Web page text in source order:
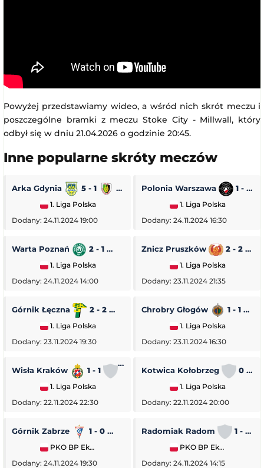
Powyżej przedstawiamy wideo, a wśród nich skrót meczu i
poszczególne bramki z meczu Stoke City - Millwall, który
odbył się w dniu 21.04.2026 o godzinie 20:45.
Inne popularne skróty meczów
Arka Gdynia 5 - 1
1. Liga Polska
Dodany: 24.11.2024 19:00
Polonia Warszawa 1 - 0
1. Liga Polska
Dodany: 24.11.2024 16:30
Warta Poznań 2 - 1 Pogoń Siedlce
1. Liga Polska
Dodany: 24.11.2024 14:00
Znicz Pruszków 2 - 2
1. Liga Polska
Dodany: 23.11.2024 21:35
Górnik Łęczna 2 - 2 GKS Tychy
1. Liga Polska
Dodany: 23.11.2024 19:30
Chrobry Głogów 1 - 1
1. Liga Polska
Dodany: 23.11.2024 16:30
Wisła Kraków 1 - 1 Stal Rzeszów
1. Liga Polska
Dodany: 22.11.2024 22:30
Kotwica Kołobrzeg 0 - 5
1. Liga Polska
Dodany: 22.11.2024 20:00
Górnik Zabrze 1 - 0 Piast Gliwice
PKO BP Ekstraklasa
Dodany: 24.11.2024 19:30
Radomiak Radom 1 - 2
PKO BP Ekstraklasa
Dodany: 24.11.2024 14:15